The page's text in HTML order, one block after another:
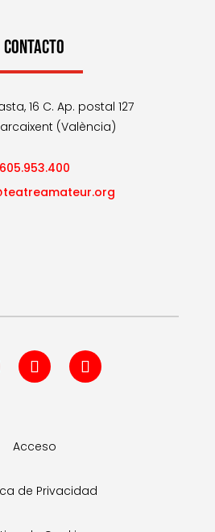
CONTACTO
16 C. Ap. postal 127
(València)
605.953.400
Acceso
de Privacidad